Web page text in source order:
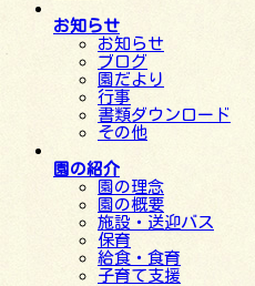
お知らせ
お知らせ
ブログ
園だより
行事
書類ダウンロード
その他
園の紹介
園の理念
園の概要
施設・送迎バス
保育
給食・食育
子育て支援